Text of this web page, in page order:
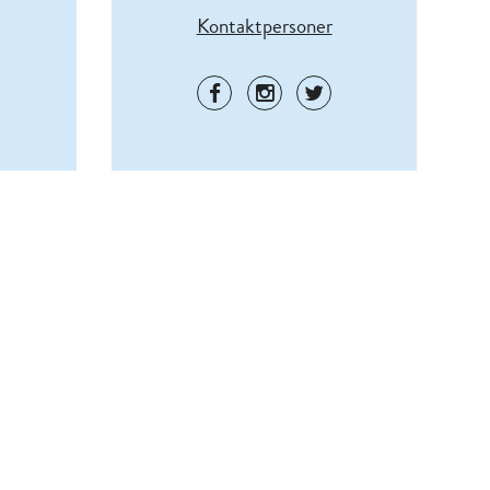
Kontaktpersoner